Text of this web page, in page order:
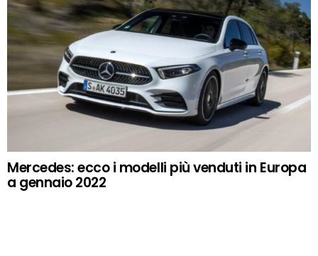
Mercedes: ecco i modelli più venduti in Europa
a gennaio 2022